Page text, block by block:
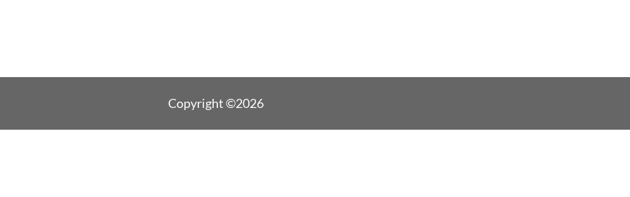
Copyright ©2026